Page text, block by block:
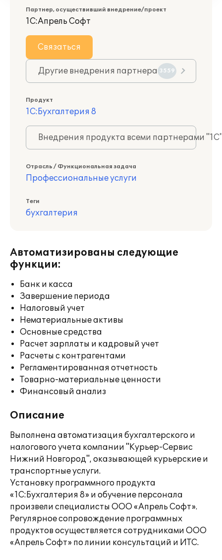
Партнер, осуществивший внедрение/проект
1С:Апрель Софт
Связаться
Другие внедрения партнера 3559
Продукт
1С:Бухгалтерия 8
Внедрения продукта всеми партнерами
Отрасль / Функциональная задача
Профессиональные услуги
Теги
бухгалтерия
Автоматизированы следующие
функции:
Банк и касса
Завершение периода
Налоговый учет
Нематериальные активы
Основные средства
Расчет зарплаты и кадровый учет
Расчеты с контрагентами
Регламентированная отчетность
Товарно-материальные ценности
Финансовый анализ
Описание
Выполнена автоматизация бухгалтерского и
налогового учета компании "Курьер-Сервис
Нижний Новгород", оказывающей курьерские и
транспортные услуги.
Установку программного продукта
«1С:Бухгалтерия 8» и обучение персонала
произвели специалисты ООО «Апрель Софт».
Регулярное сопровождение программных
продуктов осуществляется сотрудниками ООО
«Апрель Софт» по линии консультаций и ИТС.